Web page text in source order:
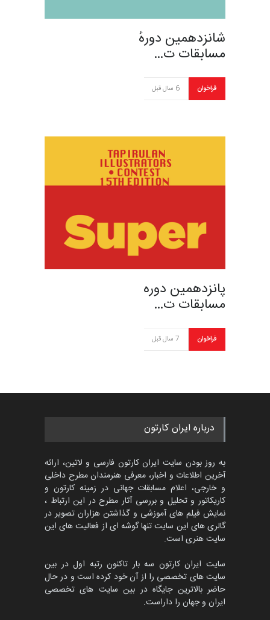
شانزدهمین دورهٔ
مسابقات ت…
فراخوان 6 سال قبل
پانزدهمین دوره
مسابقات ت…
فراخوان 7 سال قبل
درباره ایران کارتون
به روز بودن سایت ایران کارتون فارسی و لاتین، ارائه
آخرین اطلاعات و اخبار، معرفی هنرمندان مطرح داخلی
و خارجی، اعلام مسابقات جهانی در زمینه کارتون و
کاریکاتور و تحلیل و بررسی آثار مطرح در این ارتباط ،
نمایش فیلم های آموزشی و گذاشتن هزاران تصویر در
گالری های این سایت تنها گوشه ای از فعالیت های این
سایت هنری است.
سایت ایران کارتون سه بار تاکنون رتبه اول در بین
سایت های تخصصی را از آن خود کرده است و در حال
حاضر بالاترین جایگاه در بین سایت های تخصصی
ایران و جهان را داراست.